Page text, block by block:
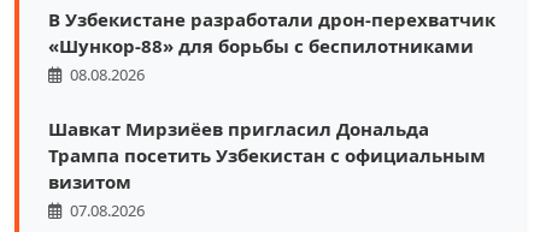
В Узбекистане разработали дрон-перехватчик
«Шункор-88» для борьбы с беспилотниками
08.08.2026
Шавкат Мирзиёев пригласил Дональда
Трампа посетить Узбекистан с официальным
визитом
07.08.2026